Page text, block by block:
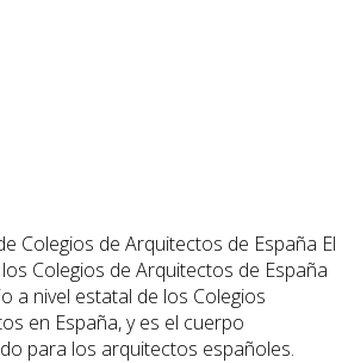
El
Colegios de Arquitectos de España
a nivel estatal de los Colegios
en España, y es el cuerpo
para los arquitectos españoles.